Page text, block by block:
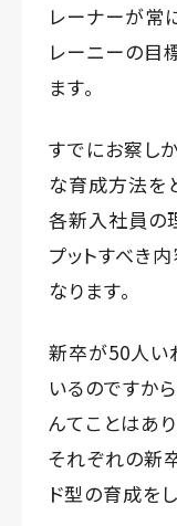
レーナーが常
レーニーの目
ます。
すでにお察し
な育成方法を
各新入社員の
プットすべき
なります。
新卒が50人い
いるのですか
んてことはあり
それぞれの新
ド型の育成を